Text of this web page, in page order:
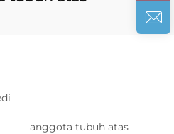
anggota tubuh atas